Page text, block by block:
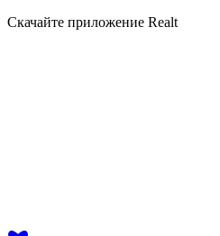
Скачайте приложение Realt